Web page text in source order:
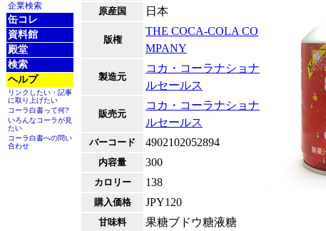
企業検索
缶コレ
資料館
殿堂
検索
ヘルプ
リンクしたい・記事
に取り上げたい
コーラ白書って何?
いろんなコーラが見
たい
コーラ白書への問い
合わせ
原産国 日本
版権
THE COCA-COLA CO
MPANY
製造元
コカ・コーラナショナ
ルセールス
販売元
コカ・コーラナショナ
ルセールス
バーコード 4902102052894
内容量 300
カロリー 138
購入価格 JPY120
甘味料 果糖ブドウ糖液糖